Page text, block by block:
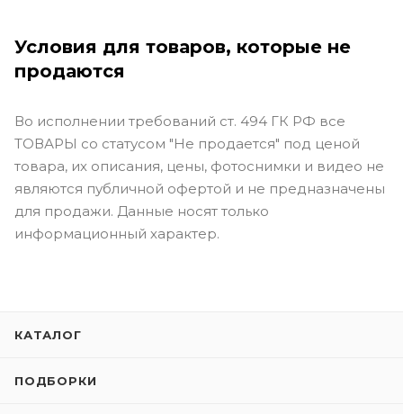
Условия для товаров, которые не
продаются
Во исполнении требований ст. 494 ГК РФ все
ТОВАРЫ со статусом "Не продается" под ценой
товара, их описания, цены, фотоснимки и видео не
являются публичной офертой и не предназначены
для продажи. Данные носят только
информационный характер.
КАТАЛОГ
ПОДБОРКИ